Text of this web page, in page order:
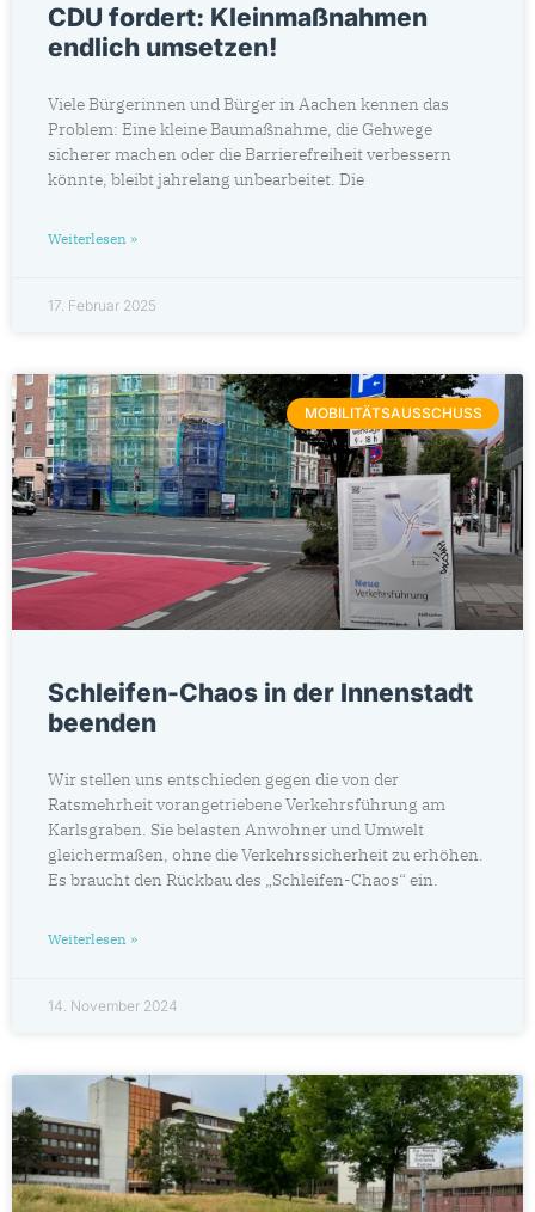
CDU fordert: Kleinmaßnahmen
endlich umsetzen!
Viele Bürgerinnen und Bürger in Aachen kennen das
Problem: Eine kleine Baumaßnahme, die Gehwege
sicherer machen oder die Barrierefreiheit verbessern
könnte, bleibt jahrelang unbearbeitet. Die
Weiterlesen »
17. Februar 2025
MOBILITÄTSAUSSCHUSS
Schleifen-Chaos in der Innenstadt
beenden
Wir stellen uns entschieden gegen die von der
Ratsmehrheit vorangetriebene Verkehrsführung am
Karlsgraben. Sie belasten Anwohner und Umwelt
gleichermaßen, ohne die Verkehrssicherheit zu erhöhen.
Es braucht den Rückbau des „Schleifen-Chaos“ ein.
Weiterlesen »
14. November 2024